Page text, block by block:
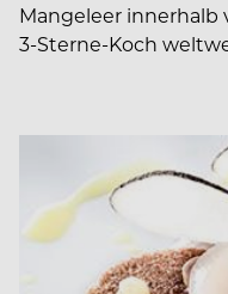
Mangeleer innerhalb
3-Sterne-Koch